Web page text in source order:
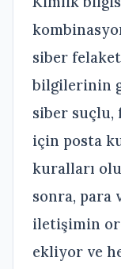
siber
bilgilerinin
siber suçlu,
için posta
kuralları
sonra, para
iletişimin
ekliyor ve